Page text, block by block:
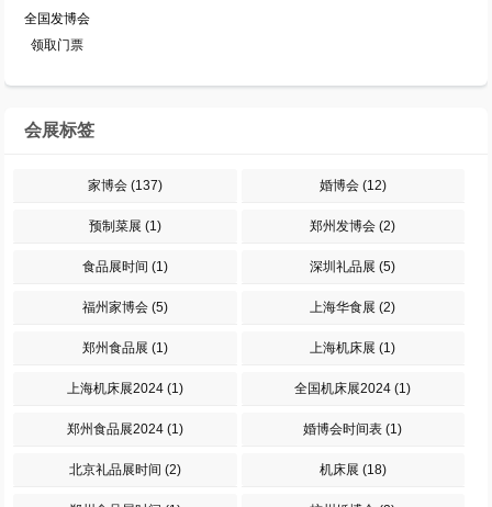
全国发博会
领取门票
会展标签
家博会 (137) 婚博会(12)
预制菜展 (1) 郑州发博会 (2)
食品展时间 (1) 深圳礼品展 (5)
福州家博会 (5) 上海华食展 (2)
郑州食品展 (1) 上海机床展 (1)
上海机床展2024 (1) 全国机床展2024 (1)
郑州食品展2024 (1) 婚博会时间表 (1)
北京礼品展时间 (2) 机床展 (18)